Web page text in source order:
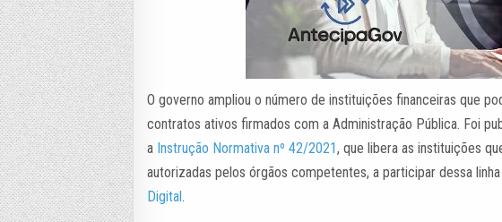
O governo ampliou o número de instituições financeiras que
contratos ativos firmados com a Administração Pública. Foi
a Instrução Normativa nº 42/2021, que libera as instituições
autorizadas pelos órgãos competentes, a participar dessa
Digital.